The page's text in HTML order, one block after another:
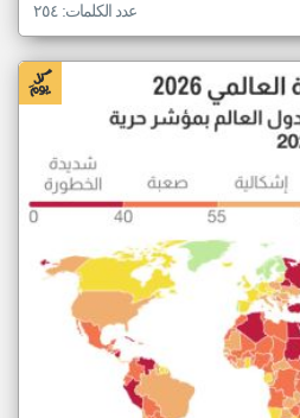
عدد الكلمات: ٢٥٤